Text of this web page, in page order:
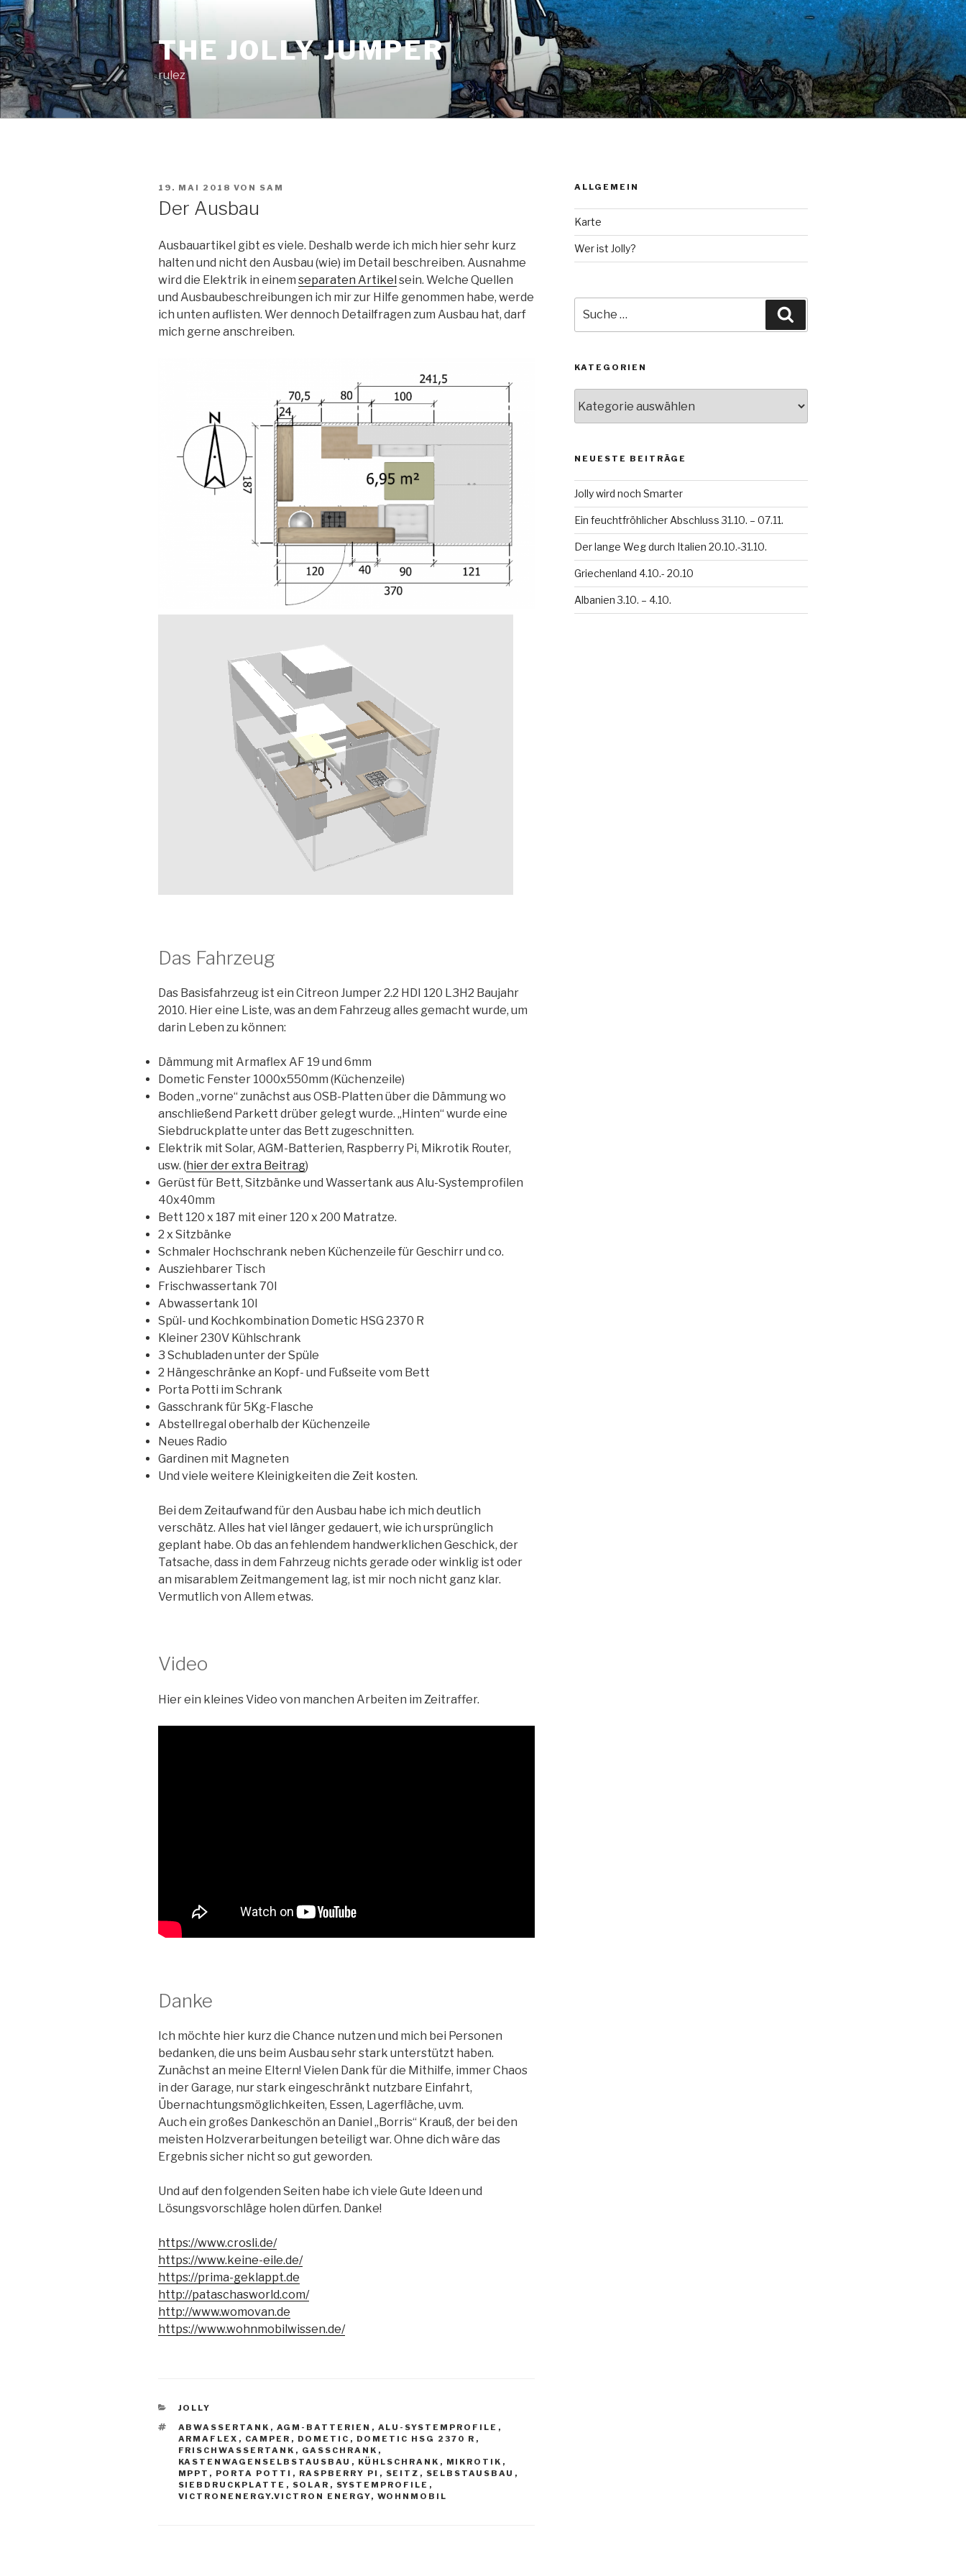
Zum
Inhalt
springen
THE JOLLY JUMPER
rulez
VERÖFFENTLICHT
19. MAI 2018 VON SAM
Der Ausbau
Ausbauartikel gibt es viele. Deshalb werde ich mich hier sehr kurz
halten und nicht den Ausbau (wie) im Detail beschreiben. Ausnahme
wird die Elektrik in einem separaten Artikel sein. Welche Quellen
und Ausbaubeschreibungen ich mir zur Hilfe genommen habe, werde
ich unten auflisten. Wer dennoch Detailfragen zum Ausbau hat, darf
mich gerne anschreiben.
Das Fahrzeug
Das Basisfahrzeug ist ein Citreon Jumper 2.2 HDI 120 L3H2 Baujahr
2010. Hier eine Liste, was an dem Fahrzeug alles gemacht wurde, um
darin Leben zu können:
Dämmung mit Armaflex AF 19 und 6mm
Dometic Fenster 1000x550mm (Küchenzeile)
Boden „vorne“ zunächst aus OSB-Platten über die Dämmung wo
anschließend Parkett drüber gelegt wurde. „Hinten“ wurde eine
Siebdruckplatte unter das Bett zugeschnitten.
Elektrik mit Solar, AGM-Batterien, Raspberry Pi, Mikrotik Router,
usw. (hier der extra Beitrag)
Gerüst für Bett, Sitzbänke und Wassertank aus Alu-Systemprofilen
40x40mm
Bett 120 x 187 mit einer 120 x 200 Matratze.
2 x Sitzbänke
Schmaler Hochschrank neben Küchenzeile für Geschirr und co.
Ausziehbarer Tisch
Frischwassertank 70l
Abwassertank 10l
Spül- und Kochkombination Dometic HSG 2370 R
Kleiner 230V Kühlschrank
3 Schubladen unter der Spüle
2 Hängeschränke an Kopf- und Fußseite vom Bett
Porta Potti im Schrank
Gasschrank für 5Kg-Flasche
Abstellregal oberhalb der Küchenzeile
Neues Radio
Gardinen mit Magneten
Und viele weitere Kleinigkeiten die Zeit kosten.
Bei dem Zeitaufwand für den Ausbau habe ich mich deutlich
verschätz. Alles hat viel länger gedauert, wie ich ursprünglich
geplant habe. Ob das an fehlendem handwerklichen Geschick, der
Tatsache, dass in dem Fahrzeug nichts gerade oder winklig ist oder
an misarablem Zeitmangement lag, ist mir noch nicht ganz klar.
Vermutlich von Allem etwas.
Video
Hier ein kleines Video von manchen Arbeiten im Zeitraffer.
Danke
Ich möchte hier kurz die Chance nutzen und mich bei Personen
bedanken, die uns beim Ausbau sehr stark unterstützt haben.
Zunächst an meine Eltern! Vielen Dank für die Mithilfe, immer Chaos
in der Garage, nur stark eingeschränkt nutzbare Einfahrt,
Übernachtungsmöglichkeiten, Essen, Lagerfläche, uvm.
Auch ein großes Dankeschön an Daniel „Borris“ Krauß, der bei den
meisten Holzverarbeitungen beteiligt war. Ohne dich wäre das
Ergebnis sicher nicht so gut geworden.
Und auf den folgenden Seiten habe ich viele Gute Ideen und
Lösungsvorschläge holen dürfen. Danke!
https://www.crosli.de/
https://www.keine-eile.de/
https://prima-geklappt.de
http://pataschasworld.com/
http://www.womovan.de
https://www.wohnmobilwissen.de/
KATEGORIEN
JOLLY
SCHLAGWÖRTER
ABWASSERTANK , AGM-BATTERIEN , ALU-SYSTEMPROFILE ,
ARMAFLEX , CAMPER , DOMETIC , DOMETIC HSG 2370 R ,
FRISCHWASSERTANK , GASSCHRANK ,
KASTENWAGENSELBSTAUSBAU , KÜHLSCHRANK , MIKROTIK ,
MPPT , PORTA POTTI , RASPBERRY PI , SEITZ , SELBSTAUSBAU ,
SIEBDRUCKPLATTE , SOLAR , SYSTEMPROFILE ,
VICTRONENERGY.VICTRON ENERGY, WOHNMOBIL
ALLGEMEIN
Karte
Wer ist Jolly?
nach:
KATEGORIEN
NEUESTE BEITRÄGE
Jolly wird noch Smarter
Ein feuchtfröhlicher Abschluss 31.10. – 07.11.
Der lange Weg durch Italien 20.10.-31.10.
Griechenland 4.10.- 20.10
Albanien 3.10. – 4.10.